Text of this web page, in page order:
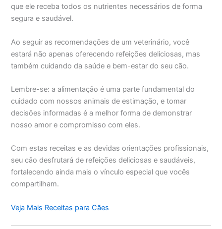
que ele receba todos os nutrientes necessários de forma
segura e saudável.
Ao seguir as recomendações de um veterinário, você
estará não apenas oferecendo refeições deliciosas, mas
também cuidando da saúde e bem-estar do seu cão.
Lembre-se: a alimentação é uma parte fundamental do
cuidado com nossos animais de estimação, e tomar
decisões informadas é a melhor forma de demonstrar
nosso amor e compromisso com eles.
Com estas receitas e as devidas orientações profissionais,
seu cão desfrutará de refeições deliciosas e saudáveis,
fortalecendo ainda mais o vínculo especial que vocês
compartilham.
Veja Mais Receitas para Cães